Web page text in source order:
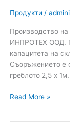
Продукти /
Производство
ИНПРОТЕХ ООД.
капацитета на
Съоръжението е
греблото 2,5 х 1м.
Read More »